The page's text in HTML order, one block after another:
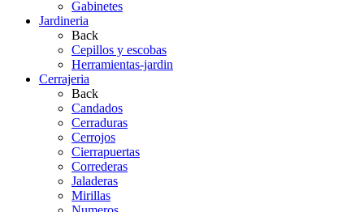
Gabinetes
Jardineria
Back
Cepillos y escobas
Herramientas-jardin
Cerrajeria
Back
Candados
Cerraduras
Cerrojos
Cierrapuertas
Correderas
Jaladeras
Mirillas